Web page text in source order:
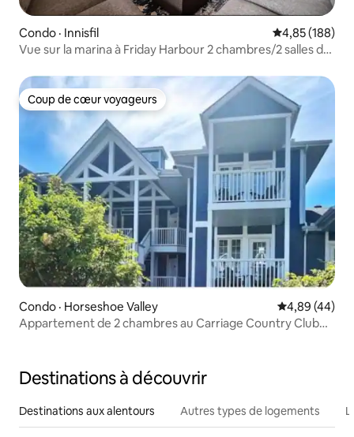
Condo · Innisfil Note
4,85 (188)
Vue sur la marina à Friday Harbour 2 chambres/2 salles de
Coup de cœur voyageurs
Coup de cœur voyageurs
Condo · Horseshoe Valley Note
4,89 (44)
Appartement de 2 chambres au Carriage Country Club
Destinations à découvrir
Destinations aux alentours Autres types de logements